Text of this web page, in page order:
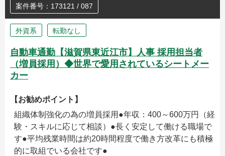
案件番号：173121 / 087
外資系 転勤なし
自動車通勤【滋賀県東近江市】人事 採用担当者
（増員採用）◆世界で愛用されているシートメー
カー
【お勧めポイント】
組織体制強化の為の増員採用●年収：400～600万円（経
験・スキルに応じて相談）●長く安定して働ける職場で
す●平均残業時間は約20時間程度で働き方改革にも積極
的に取組でいる会社です●